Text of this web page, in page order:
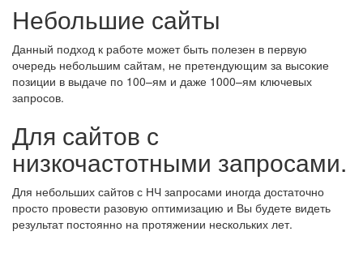
Небольшие сайты
Данный подход к работе может быть полезен в первую
очередь небольшим сайтам, не претендующим за высокие
позиции в выдаче по 100–ям и даже 1000–ям ключевых
запросов.
Для сайтов с
низкочастотными запросами.
Для небольших сайтов с НЧ запросами иногда достаточно
просто провести разовую оптимизацию и Вы будете видеть
результат постоянно на протяжении нескольких лет.